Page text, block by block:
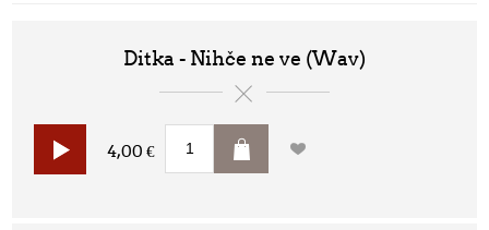
Ditka - Nihče ne ve (Wav)
4,00 €